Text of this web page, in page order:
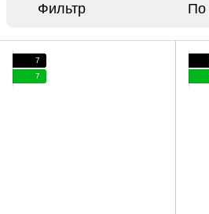
Фильтр По
7
7